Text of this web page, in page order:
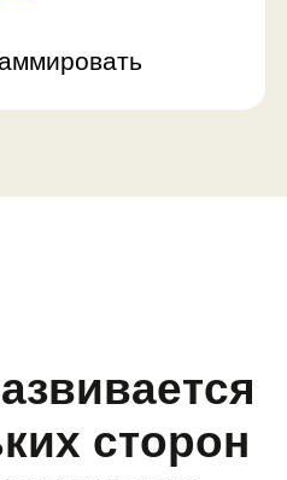
сторон
Он закрепит
уровни,
добавит
диалоги. Это
и